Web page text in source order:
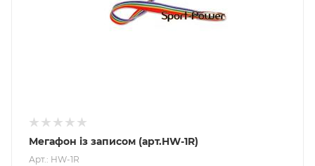
Мегафон із записом (арт.HW-1R)
Арт.: HW-1R